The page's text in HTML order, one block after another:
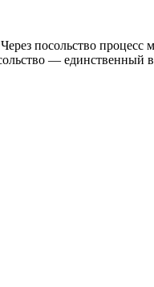
посольство процесс
— единственный